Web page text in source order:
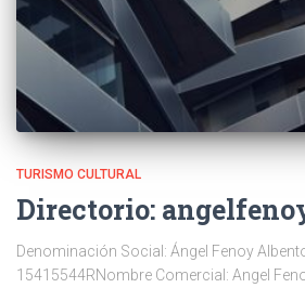
TURISMO CULTURAL
Directorio:
Denominación Social: Ángel Fenoy
15415544RNombre Comercial: Angel